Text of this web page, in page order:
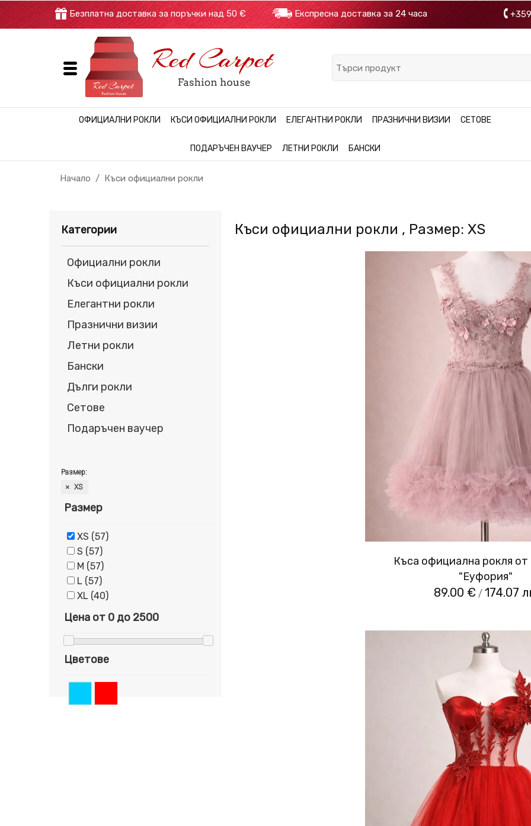
Безплатна доставка за поръчки над 50 € Експресна доставка за 24 часа
ОФИЦИАЛНИ РОКЛИ КЪСИ ОФИЦИАЛНИ РОКЛИ ЕЛЕГАНТНИ РОКЛИ ПРАЗНИЧНИ ВИЗИИ СЕТОВЕ
ПОДАРЪЧЕН ВАУЧЕР ЛЕТНИ РОКЛИ БАНСКИ
Начало Къси официални рокли
Категории
Официални рокли
Къси официални рокли
Елегантни рокли
Празнични визии
Летни рокли
Бански
Дълги рокли
Сетове
Подаръчен ваучер
Размер:
XS
Размер
XS (57)
S (57)
M (57)
L (57)
XL (40)
Цена от 0 до 2500
Цветове
Къси официални рокли , Размер: XS
Къса официална рокля от
"Еуфория"
89.00 € /174.07